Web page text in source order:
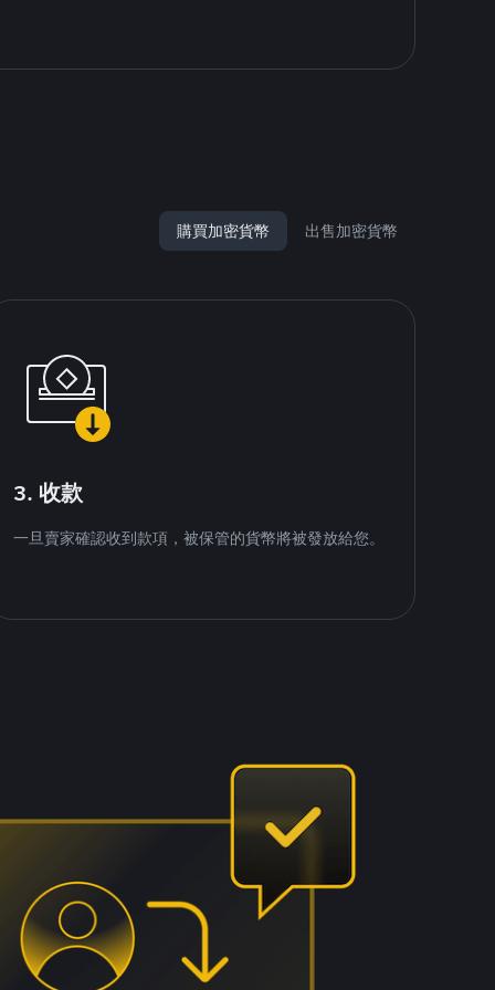
購買加密貨幣 出售加密貨幣
3. 收款
一旦賣家確認收到款項，被保管的貨幣將被發放給您。